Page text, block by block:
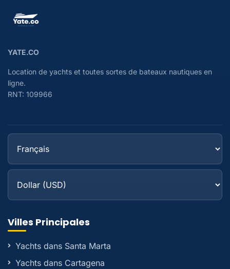
YATE.CO
Location de yachts et toutes sortes de bateaux nautiques en
ligne.
RNT: 109966
Villes Principales
Yachts dans Santa Marta
Yachts dans Cartagena